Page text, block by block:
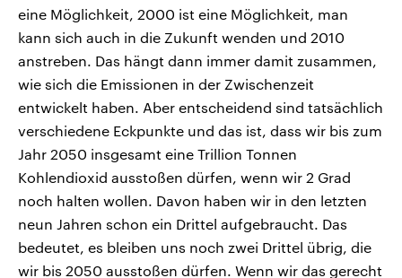
eine Möglichkeit, 2000 ist eine Möglichkeit, man
kann sich auch in die Zukunft wenden und 2010
anstreben. Das hängt dann immer damit zusammen,
wie sich die Emissionen in der Zwischenzeit
entwickelt haben. Aber entscheidend sind tatsächlich
verschiedene Eckpunkte und das ist, dass wir bis zum
Jahr 2050 insgesamt eine Trillion Tonnen
Kohlendioxid ausstoßen dürfen, wenn wir 2 Grad
noch halten wollen. Davon haben wir in den letzten
neun Jahren schon ein Drittel aufgebraucht. Das
bedeutet, es bleiben uns noch zwei Drittel übrig, die
wir bis 2050 ausstoßen dürfen. Wenn wir das gerecht